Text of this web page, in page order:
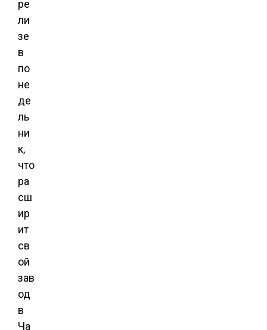
ре
ли
зе
в
по
не
де
ль
ни
к,
что
ра
сш
ир
ит
св
ой
зав
од
в
Ча